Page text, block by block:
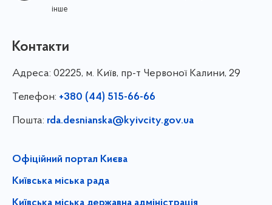
інше
Контакти
Адреса: 02225, м. Київ, пр-т Червоної Калини, 29
Телефон: +380 (44) 515-66-66
Пошта: rda.desnianska@kyivcity.gov.ua
Офіційний портал Києва
Київська міська рада